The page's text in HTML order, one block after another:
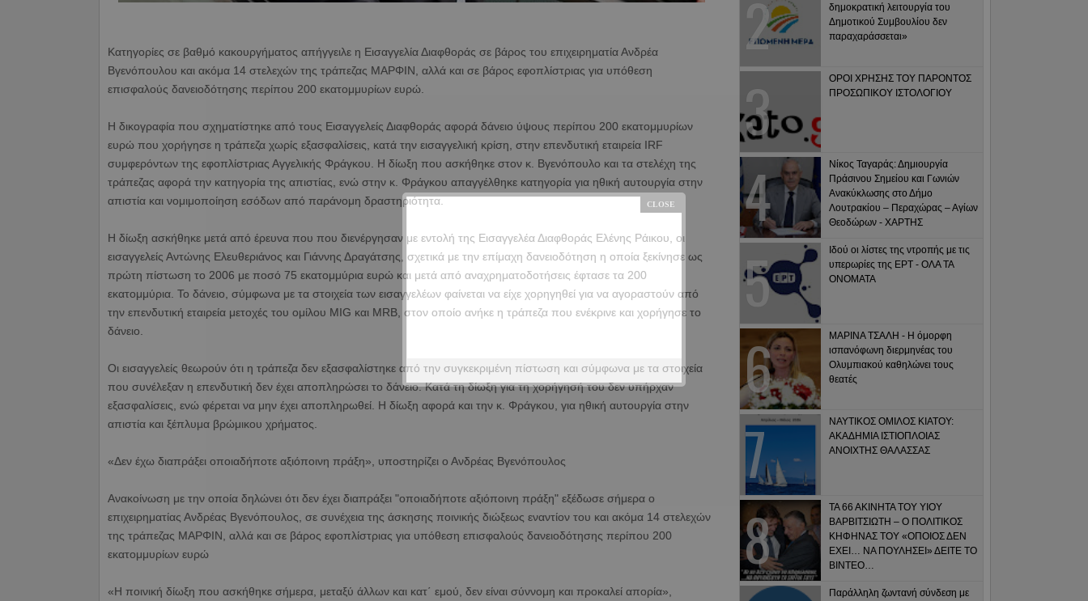
Κατηγορίες σε βαθμό κακουργήματος απήγγειλε η Εισαγγελία Διαφθοράς σε βάρος του επιχειρηματία Ανδρέα
Βγενόπουλου και ακόμα 14 στελεχών της τράπεζας ΜΑΡΦΙΝ, αλλά και σε βάρος εφοπλίστριας για υπόθεση
επισφαλούς δανειοδότησης περίπου 200 εκατομμυρίων ευρώ.
Η δικογραφία που σχηματίστηκε από τους Εισαγγελείς Διαφθοράς αφορά δάνειο ύψους περίπου 200 εκατομμυρίων
ευρώ που χορήγησε η τράπεζα χωρίς εξασφαλίσεις, κατά την εισαγγελική κρίση, στην επενδυτική εταιρεία IRF
συμφερόντων της εφοπλίστριας Αγγελικής Φράγκου. Η δίωξη που ασκήθηκε στον κ. Βγενόπουλο και τα στελέχη της
τράπεζας αφορά την κατηγορία της απιστίας, ενώ στην κ. Φράγκου απαγγέλθηκε κατηγορία για ηθική αυτουργία στην
απιστία και νομιμοποίηση εσόδων από παράνομη δραστηριότητα.
Η δίωξη ασκήθηκε μετά από έρευνα που που διενέργησαν με εντολή της Εισαγγελέα Διαφθοράς Ελένης Ράικου, οι
εισαγγελείς Αντώνης Ελευθεριάνος και Γιάννης Δραγάτσης, σχετικά με την επίμαχη δανειοδότηση η οποία ξεκίνησε ως
πρώτη πίστωση το 2006 με ποσό 75 εκατομμύρια ευρώ και μετά από αναχρηματοδοτήσεις έφτασε τα 200
εκατομμύρια. Το δάνειο, σύμφωνα με τα στοιχεία των εισαγγελέων φαίνεται να είχε χορηγηθεί για να αγοραστούν από
την επενδυτική εταιρεία μετοχές του ομίλου MIG και ΜRB, στον οποίο ανήκε η τράπεζα που ενέκρινε και χορήγησε το
δάνειο.
Οι εισαγγελείς θεωρούν ότι η τράπεζα δεν εξασφαλίστηκε από την συγκεκριμένη πίστωση και σύμφωνα με τα στοιχεία
που συνέλεξαν η επενδυτική δεν έχει αποπληρώσει το δάνειο. Κατά τη δίωξη για τη χορήγησή του δεν υπήρχαν
εξασφαλίσεις, ενώ φέρεται να μην έχει αποπληρωθεί. Η δίωξη αφορά και την κ. Φράγκου, για ηθική αυτουργία στην
απιστία και ξέπλυμα βρώμικου χρήματος.
«Δεν έχω διαπράξει οποιαδήποτε αξιόποινη πράξη», υποστηρίζει ο Ανδρέας Βγενόπουλος
Ανακοίνωση με την οποία δηλώνει ότι δεν έχει διαπράξει "οποιαδήποτε αξιόποινη πράξη" εξέδωσε σήμερα ο
επιχειρηματίας Ανδρέας Βγενόπουλος, σε συνέχεια της άσκησης ποινικής διώξεως εναντίον του και ακόμα 14 στελεχών
της τράπεζας ΜΑΡΦΙΝ, αλλά και σε βάρος εφοπλίστριας για υπόθεση επισφαλούς δανειοδότησης περίπου 200
εκατομμυρίων ευρώ
«Η ποινική δίωξη που ασκήθηκε σήμερα, μεταξύ άλλων και κατ΄ εμού, δεν είναι σύννομη και προκαλεί απορία»,
δημοκρατική λειτουργία του
Δημοτικού Συμβουλίου δεν
παραχαράσσεται»
ΟΡΟΙ ΧΡΗΣΗΣ ΤΟΥ ΠΑΡΟΝΤΟΣ
ΠΡΟΣΩΠΙΚΟΥ ΙΣΤΟΛΟΓΙΟΥ
Νίκος Ταγαράς: Δημιουργία
Πράσινου Σημείου και Γωνιών
Ανακύκλωσης στο Δήμο
Λουτρακίου – Περαχώρας – Αγίων
Θεοδώρων - ΧΑΡΤΗΣ
Ιδού οι λίστες της ντροπής με τις
υπερωρίες της ΕΡΤ - ΟΛΑ ΤΑ
ΟΝΟΜΑΤΑ
ΜΑΡΙΝΑ ΤΣΑΛΗ - Η όμορφη
ισπανόφωνη διερμηνέας του
Ολυμπιακού καθηλώνει τους
θεατές
ΝΑΥΤΙΚΟΣ ΟΜΙΛΟΣ ΚΙΑΤΟΥ:
ΑΚΑΔΗΜΙΑ ΙΣΤΙΟΠΛΟΙΑΣ
ΑΝΟΙΧΤΗΣ ΘΑΛΑΣΣΑΣ
ΤΑ 66 ΑΚΙΝΗΤΑ ΤΟΥ ΥΙΟΥ
ΒΑΡΒΙΤΣΙΩΤΗ – Ο ΠΟΛΙΤΙΚΟΣ
ΚΗΦΗΝΑΣ ΤΟΥ «ΟΠΟΙΟΣ ΔΕΝ
ΕΧΕΙ… ΝΑ ΠΟΥΛΗΣΕΙ» ΔΕΙΤΕ ΤΟ
ΒΙΝΤΕΟ…
Παράλληλη ζωντανή σύνδεση με